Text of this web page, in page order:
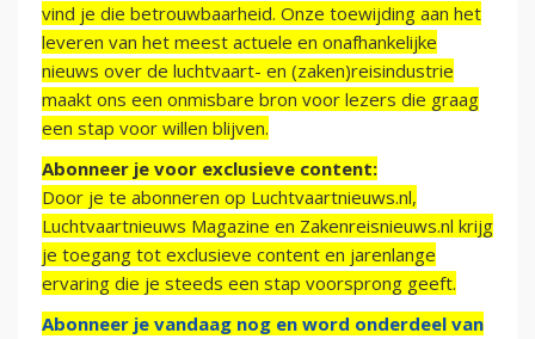
vind je die betrouwbaarheid. Onze toewijding aan het
leveren van het meest actuele en onafhankelijke
nieuws over de luchtvaart- en (zaken)reisindustrie
maakt ons een onmisbare bron voor lezers die graag
een stap voor willen blijven.
Abonneer je voor exclusieve content:
Door je te abonneren op Luchtvaartnieuws.nl,
Luchtvaartnieuws Magazine en Zakenreisnieuws.nl krijg
je toegang tot exclusieve content en jarenlange
ervaring die je steeds een stap voorsprong geeft.
Abonneer je vandaag nog en word onderdeel van